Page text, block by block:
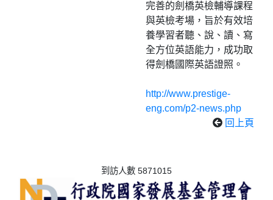
完善的劍橋英檢輔導課程
與英檢考場，旨於有效培
養學習者聽、說、讀、寫
全方位英語能力，成功取
得劍橋國際英語證照。
http://www.prestige-
eng.com/p2-news.php
回上頁
到訪人數 5871015